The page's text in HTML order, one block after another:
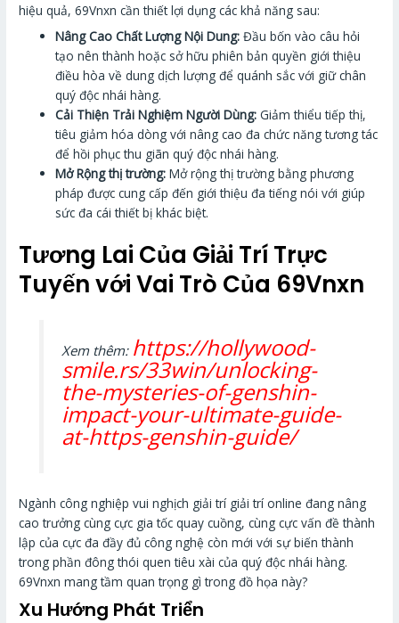
hiệu quả, 69Vnxn cần thiết lợi dụng các khả năng sau:
Nâng Cao Chất Lượng Nội Dung: Đầu bốn vào câu hỏi
tạo nên thành hoặc sở hữu phiên bản quyền giới thiệu
điều hòa về dung dịch lượng để quánh sắc với giữ chân
quý độc nhái hàng.
Cải Thiện Trải Nghiệm Người Dùng: Giảm thiểu tiếp thị,
tiêu giảm hóa dòng với nâng cao đa chức năng tương tác
để hồi phục thu giãn quý độc nhái hàng.
Mở Rộng thị trường: Mở rộng thị trường bằng phương
pháp được cung cấp đến giới thiệu đa tiếng nói với giúp
sức đa cái thiết bị khác biệt.
Tương Lai Của Giải Trí Trực
Tuyến với Vai Trò Của 69Vnxn
Xem thêm: https://hollywood-
smile.rs/33win/unlocking-
the-mysteries-of-genshin-
impact-your-ultimate-guide-
at-https-genshin-guide/
Ngành công nghiệp vui nghịch giải trí giải trí online đang nâng
cao trưởng cùng cực gia tốc quay cuồng, cùng cực vấn đề thành
lập của cực đa đầy đủ công nghệ còn mới với sự biến thành
trong phần đông thói quen tiêu xài của quý độc nhái hàng.
69Vnxn mang tầm quan trọng gì trong đồ họa này?
Xu Hướng Phát Triển